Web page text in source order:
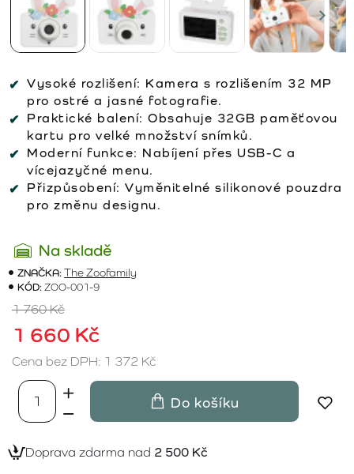
Vysoké rozlišení: Kamera s rozlišením 32 MP
pro ostré a jasné fotografie.
Praktické balení: Obsahuje 32GB paměťovou
kartu pro velké množství snímků.
Moderní funkce: Nabíjení přes USB-C a
vícejazyčné menu.
Přizpůsobení: Vyměnitelné silikonové pouzdra
pro změnu designu.
Na skladě
ZNAČKA:The Zoofamily
KÓD:ZOO-001-9
1 660 Kč
1 760 Kč
Cena bez DPH: 1 372 Kč
Do košíku
Doprava zdarma nad 2 500 Kč